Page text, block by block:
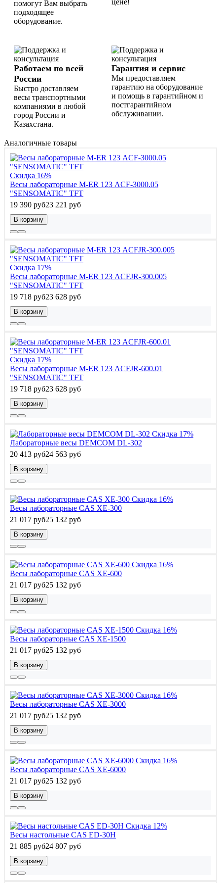
помогут Вам выбрать
подходящее
оборудование.
Работаем по всей
России
Быстро доставляем
весы транспортными
компаниями в любой
город России и
Казахстана.
Гарантия и сервис
Мы предоставляем
гарантию на оборудование
и помощь в гарантийном и
постгарантийном
обслуживании.
Аналогичные товары
Скидка 16%
Весы лабораторные M-ER 123 АCF-3000.05
"SENSOMATIC" TFT
19 390 руб23 221 руб
В корзину
Скидка 17%
Весы лабораторные M-ER 123 АCFJR-300.005
"SENSOMATIC" TFT
19 718 руб23 628 руб
В корзину
Скидка 17%
Весы лабораторные M-ER 123 АCFJR-600.01
"SENSOMATIC" TFT
19 718 руб23 628 руб
В корзину
Скидка 17%
Лабораторные весы DEMCOM DL-302
20 413 руб24 563 руб
В корзину
Скидка 16%
Весы лабораторные CAS XE-300
21 017 руб25 132 руб
В корзину
Скидка 16%
Весы лабораторные CAS XE-600
21 017 руб25 132 руб
В корзину
Скидка 16%
Весы лабораторные CAS XE-1500
21 017 руб25 132 руб
В корзину
Скидка 16%
Весы лабораторные CAS XE-3000
21 017 руб25 132 руб
В корзину
Скидка 16%
Весы лабораторные CAS XE-6000
21 017 руб25 132 руб
В корзину
Скидка 12%
Весы настольные CAS ED-30H
21 885 руб24 807 руб
В корзину